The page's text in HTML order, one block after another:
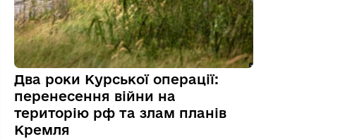
Два роки Курської операції:
перенесення війни на
територію рф та злам планів
Кремля